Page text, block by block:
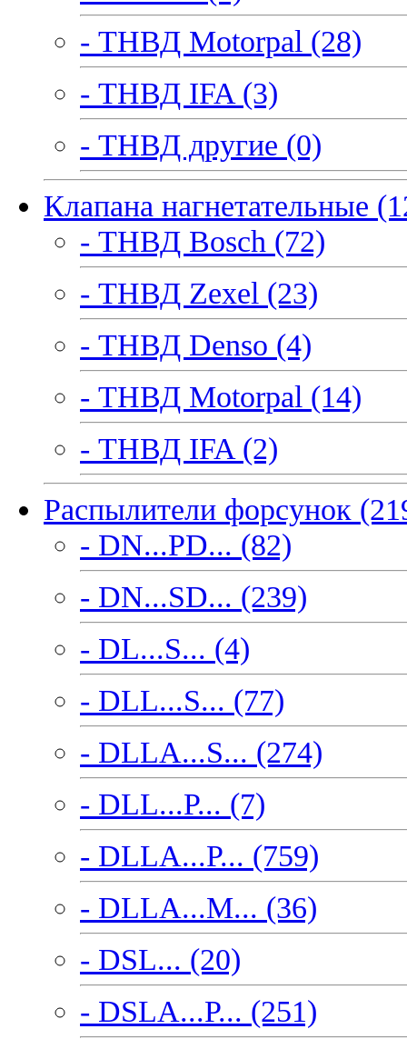
- ТНВД Motorpal (28)
- ТНВД IFA (3)
- ТНВД другие (0)
Клапана нагнетательные
- ТНВД Bosch (72)
- ТНВД Zexel (23)
- ТНВД Denso (4)
- ТНВД Motorpal (14)
- ТНВД IFA (2)
Распылители форсунок
- DN...PD... (82)
- DN...SD... (239)
- DL...S... (4)
- DLL...S... (77)
- DLLA...S... (274)
- DLL...P... (7)
- DLLA...P... (759)
- DLLA...M... (36)
- DSL... (20)
- DSLA...P... (251)